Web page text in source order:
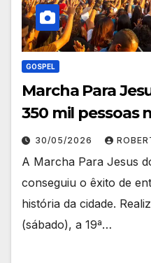
GOSPEL
Marcha Para
350 mil pessoas
30/05/2026
A Marcha Para Jesus
conseguiu o êxito de
história da cidade.
(sábado), a 19ª…